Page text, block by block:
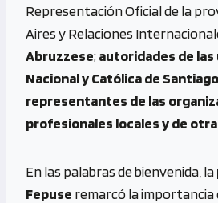
Representación Oficial de la
Aires y Relaciones
Abruzzese;autoridades de
Nacional y Católica de
representantes de las
profesionales locales y de
En las palabras de bienvenida, la
Fepuse remarcó la